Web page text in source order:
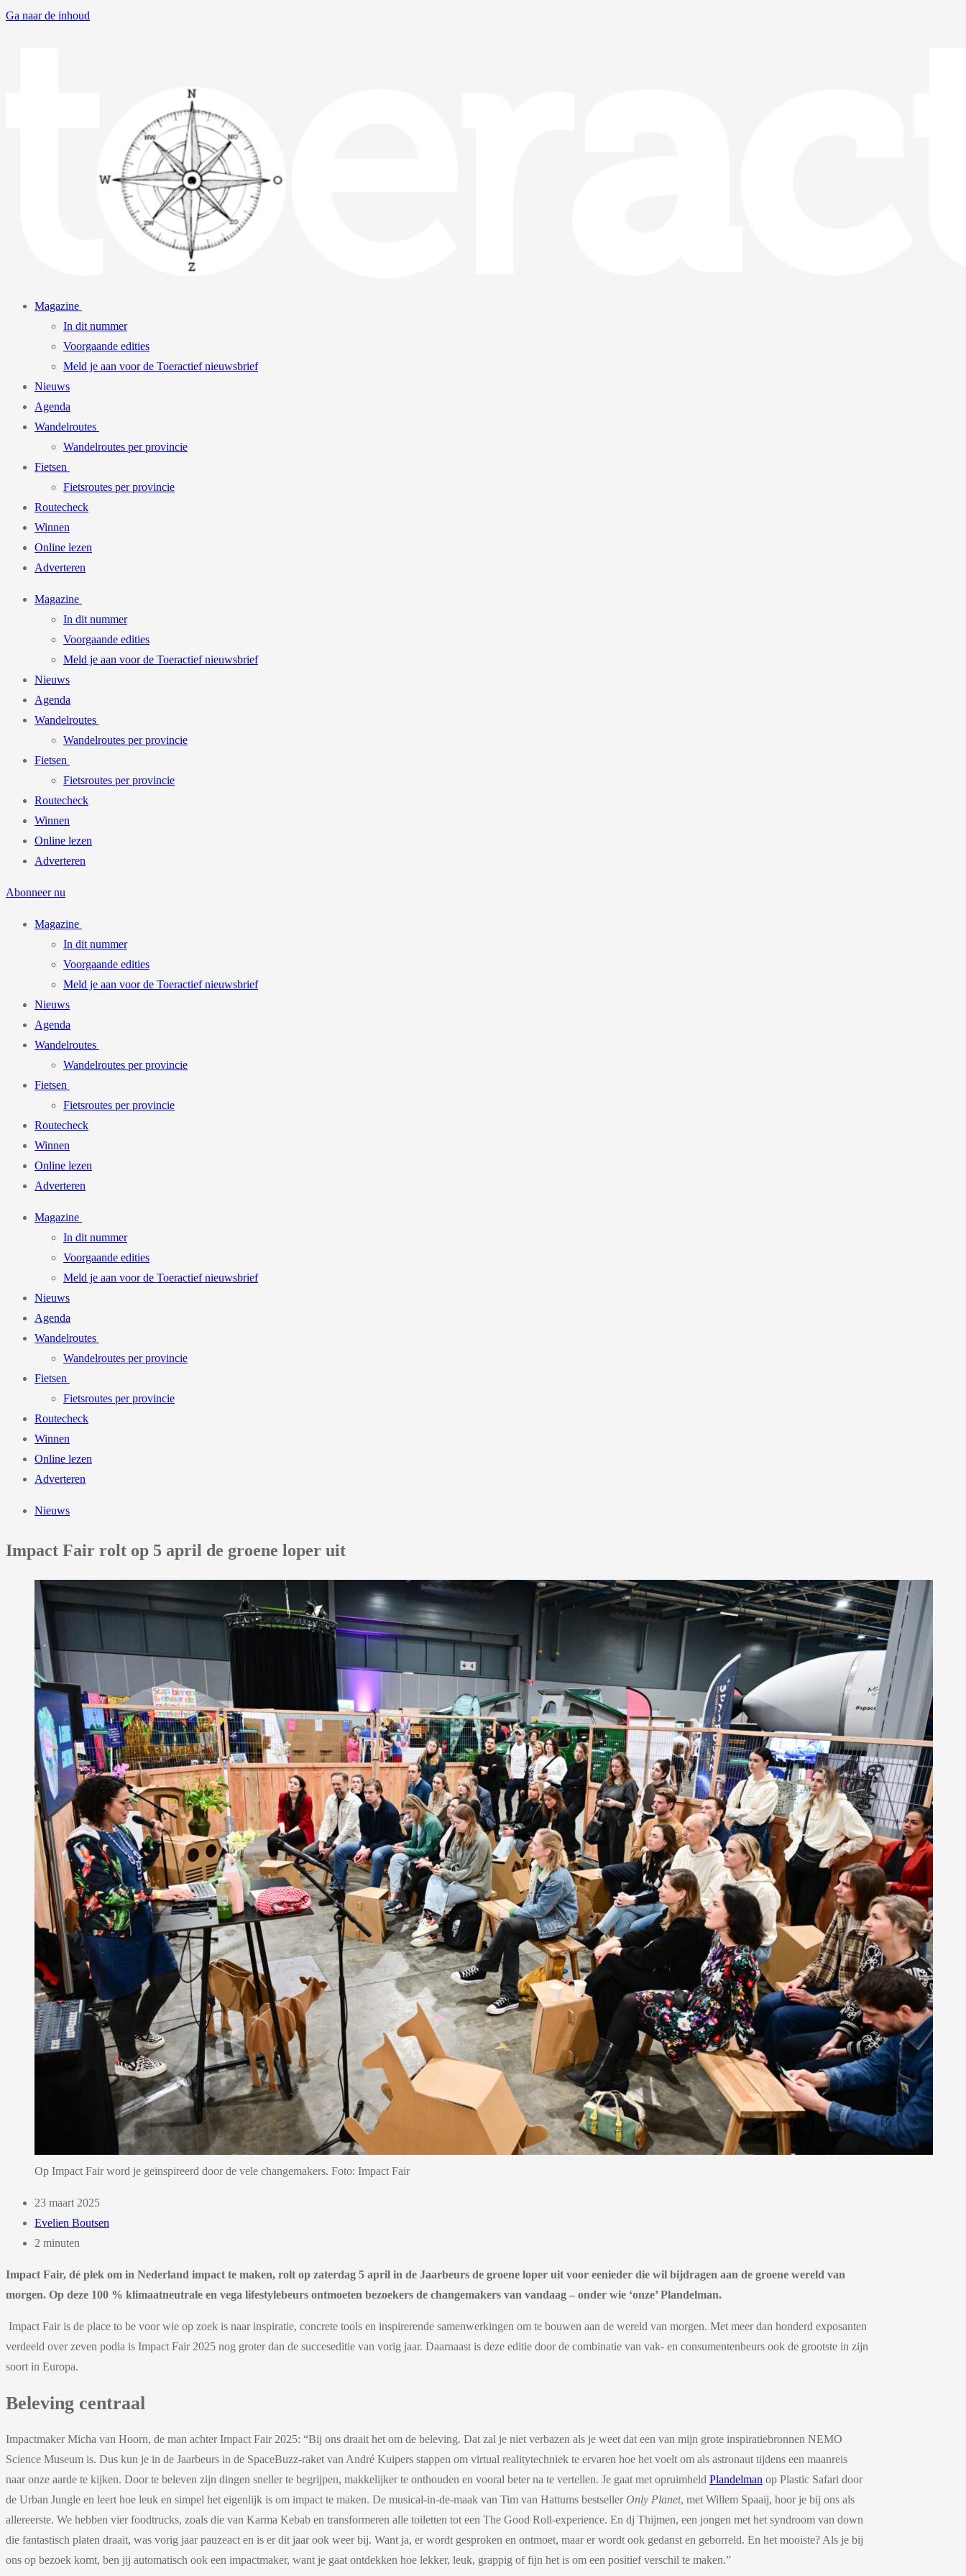
Ga naar de inhoud
Magazine
In dit nummer
Voorgaande edities
Meld je aan voor de Toeractief nieuwsbrief
Nieuws
Agenda
Wandelroutes
Wandelroutes per provincie
Fietsen
Fietsroutes per provincie
Routecheck
Winnen
Online lezen
Adverteren
Magazine
In dit nummer
Voorgaande edities
Meld je aan voor de Toeractief nieuwsbrief
Nieuws
Agenda
Wandelroutes
Wandelroutes per provincie
Fietsen
Fietsroutes per provincie
Routecheck
Winnen
Online lezen
Adverteren
Abonneer nu
Magazine
In dit nummer
Voorgaande edities
Meld je aan voor de Toeractief nieuwsbrief
Nieuws
Agenda
Wandelroutes
Wandelroutes per provincie
Fietsen
Fietsroutes per provincie
Routecheck
Winnen
Online lezen
Adverteren
Magazine
In dit nummer
Voorgaande edities
Meld je aan voor de Toeractief nieuwsbrief
Nieuws
Agenda
Wandelroutes
Wandelroutes per provincie
Fietsen
Fietsroutes per provincie
Routecheck
Winnen
Online lezen
Adverteren
Nieuws
Impact Fair rolt op 5 april de groene loper uit
Op Impact Fair word je geïnspireerd door de vele changemakers. Foto: Impact Fair
23 maart 2025
Evelien Boutsen
2 minuten
Impact Fair, dé plek om in Nederland impact te maken, rolt op zaterdag 5 april in de Jaarbeurs de groene loper uit voor eenieder die wil bijdragen aan de groene wereld van
morgen. Op deze 100 % klimaatneutrale en vega lifestylebeurs ontmoeten bezoekers de changemakers van vandaag – onder wie ‘onze’ Plandelman.
Impact Fair is de place to be voor wie op zoek is naar inspiratie, concrete tools en inspirerende samenwerkingen om te bouwen aan de wereld van morgen. Met meer dan honderd exposanten
verdeeld over zeven podia is Impact Fair 2025 nog groter dan de succeseditie van vorig jaar. Daarnaast is deze editie door de combinatie van vak- en consumentenbeurs ook de grootste in zijn
soort in Europa.
Beleving centraal
Impactmaker Micha van Hoorn, de man achter Impact Fair 2025: “Bij ons draait het om de beleving. Dat zal je niet verbazen als je weet dat een van mijn grote inspiratiebronnen NEMO
Science Museum is. Dus kun je in de Jaarbeurs in de SpaceBuzz-raket van André Kuipers stappen om virtual realitytechniek te ervaren hoe het voelt om als astronaut tijdens een maanreis
naar onze aarde te kijken. Door te beleven zijn dingen sneller te begrijpen, makkelijker te onthouden en vooral beter na te vertellen. Je gaat met opruimheld Plandelman op Plastic Safari door
de Urban Jungle en leert hoe leuk en simpel het eigenlijk is om impact te maken. De musical-in-de-maak van Tim van Hattums bestseller Only Planet, met Willem Spaaij, hoor je bij ons als
allereerste. We hebben vier foodtrucks, zoals die van Karma Kebab en transformeren alle toiletten tot een The Good Roll-experience. En dj Thijmen, een jongen met het syndroom van down
die fantastisch platen draait, was vorig jaar pauzeact en is er dit jaar ook weer bij. Want ja, er wordt gesproken en ontmoet, maar er wordt ook gedanst en geborreld. En het mooiste? Als je bij
ons op bezoek komt, ben jij automatisch ook een impactmaker, want je gaat ontdekken hoe lekker, leuk, grappig of fijn het is om een positief verschil te maken.”